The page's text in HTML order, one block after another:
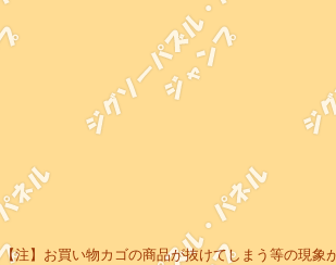
【注】お買い物カゴの商品が抜けてしまう等の現象